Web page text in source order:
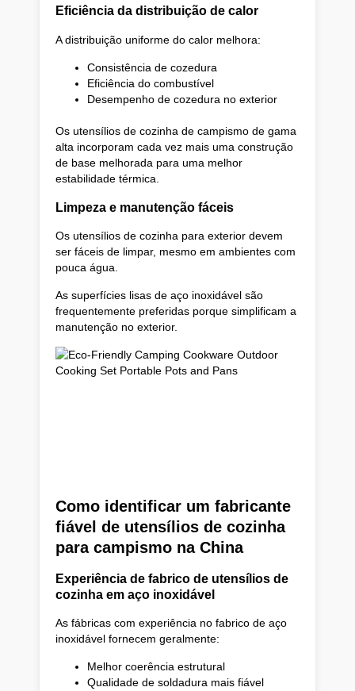
Eficiência da distribuição de calor
A distribuição uniforme do calor melhora:
Consistência de cozedura
Eficiência do combustível
Desempenho de cozedura no exterior
Os utensílios de cozinha de campismo de gama
alta incorporam cada vez mais uma construção
de base melhorada para uma melhor
estabilidade térmica.
Limpeza e manutenção fáceis
Os utensílios de cozinha para exterior devem
ser fáceis de limpar, mesmo em ambientes com
pouca água.
As superfícies lisas de aço inoxidável são
frequentemente preferidas porque simplificam a
manutenção no exterior.
Como identificar um fabricante
fiável de utensílios de cozinha
para campismo na China
Experiência de fabrico de utensílios de
cozinha em aço inoxidável
As fábricas com experiência no fabrico de aço
inoxidável fornecem geralmente:
Melhor coerência estrutural
Qualidade de soldadura mais fiável